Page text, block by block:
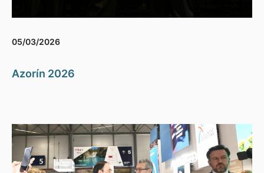
05/03/2026
Azorín 2026